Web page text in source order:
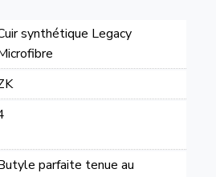
synthétique Legacy
parfaite tenue au